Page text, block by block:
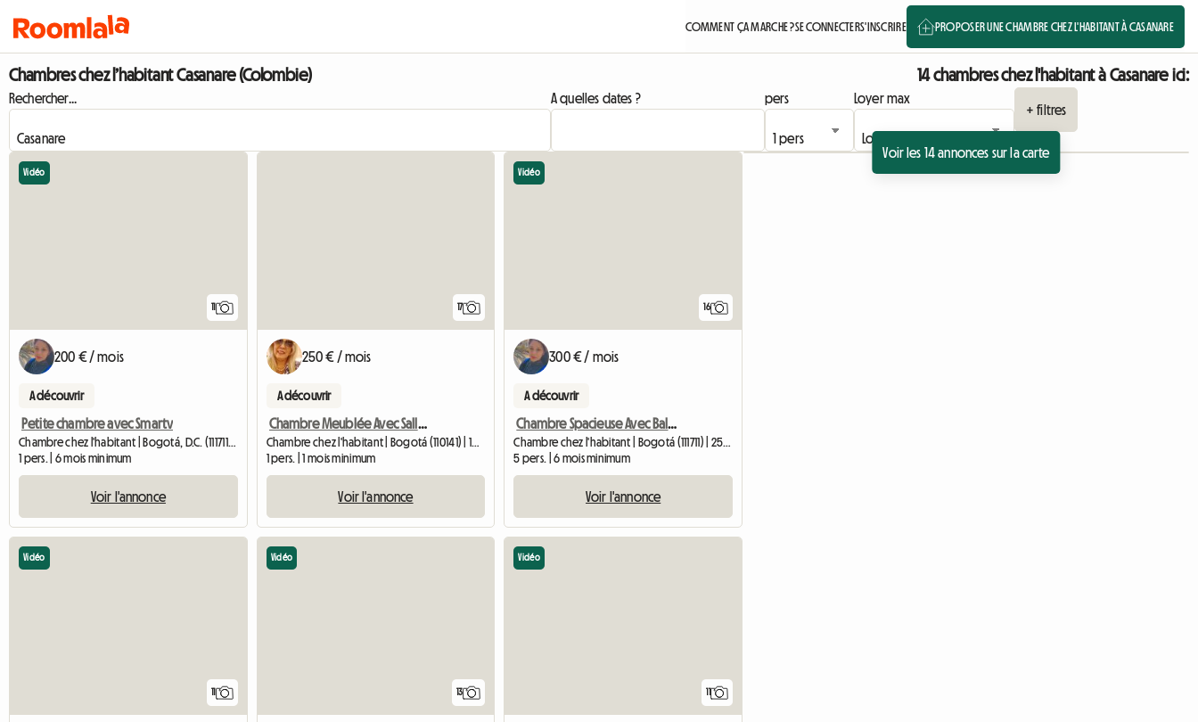
COMMENT ÇA MARCHE ?SE CONNECTERS'INSCRIRE PROPOSER UNE CHAMBRE CHEZ L'HABITANT À CASANARE
Chambres chez l’habitant Casanare (Colombie) 14 chambres chez l'habitant à Casanare ici:
Rechercher... A quelles dates ? pers
Loyer max
+ filtres
Voir les 14 annonces sur la carte
11
Vidéo
200 € / mois
A découvrir
Petite chambre avec Smartv
Chambre chez l'habitant | Bogotá, D.C. (111711) | 420 M2
1 pers. | 6 mois minimum
Voir l'annonce
17
250 € / mois
A découvrir
Chambre Meublée Avec Salle De Bains Privative Tv Et Femme
Chambre chez l'habitant | Bogotá (110141) | 15 M2
1 pers. | 1 mois minimum
Voir l'annonce
16
Vidéo
300 € / mois
A découvrir
Chambre Spacieuse Avec Balcon
Chambre chez l'habitant | Bogotá (111711) | 25 M2
5 pers. | 6 mois minimum
Voir l'annonce
Vidéo
13
Vidéo Vidéo